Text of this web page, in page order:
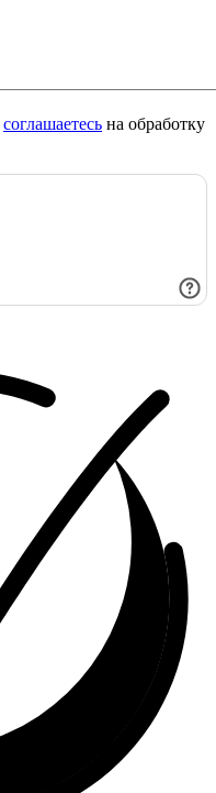
соглашаетесь на обработку